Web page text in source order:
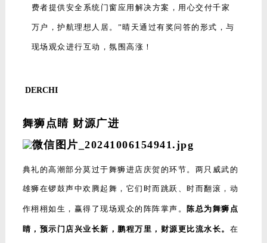
费者提供安全系统门窗应用解决方案，用心交付千家
万户，护航理想人居。”晴天通过有奖问答的形式，与
现场观众进行互动，氛围高涨！
DERCHI
舞狮点睛 财源广进
典礼的高潮部分莫过于舞狮进店庆贺的环节。两只威武的
雄狮在锣鼓声中欢腾起舞，它们时而跳跃、时而翻滚，动
作栩栩如生，赢得了现场观众的阵阵掌声。 陈总为舞狮点
睛，预示门店兴业长新，鹏程万里，财源更比流水长。 在